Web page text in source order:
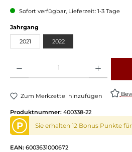
Sofort verfügbar, Lieferzeit: 1-3 Tage
Jahrgang
2021 2022
Zum Merkzettel hinzufügen
Produktnummer: 400338-22
P Sie erhalten 12 Bonus Punkte
EAN: 6003631000672